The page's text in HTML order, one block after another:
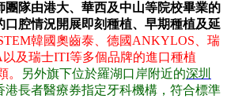
團隊由港大、華西及中山等院校畢業的
口腔情況開展即刻種植、早期種植及延
韓國奧齒泰、德國ANKYLOS、瑞
以及瑞士ITI等多個品牌的進口種植
。
另外旗下位於羅湖口岸附近的深圳
港長者醫療券指定牙科機構，符合標準